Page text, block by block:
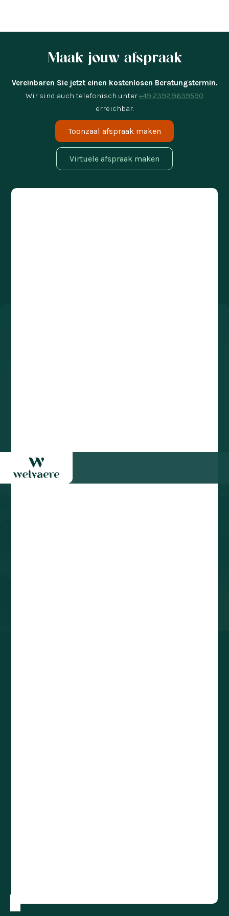
Maak jouw afspraak
Vereinbaren Sie jetzt einen kostenlosen Beratungstermin.
Wir sind auch telefonisch unter+49 2392 9639590
erreichbar.
Toonzaal afspraak maken
Virtuele afspraak maken